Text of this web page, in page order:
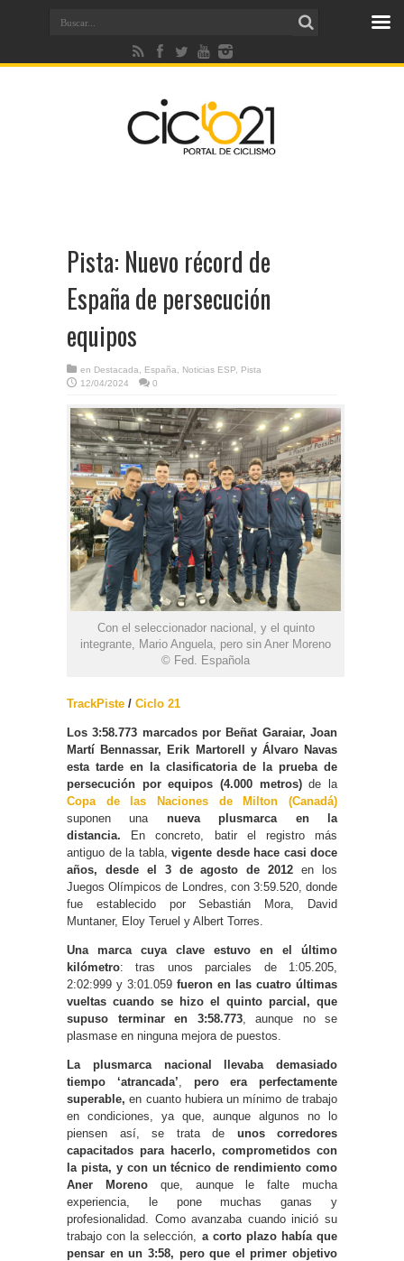
Pista: Nuevo récord de
España de persecución
equipos
en Destacada España Noticias ESP
Pista
12/04/2024
0
Con el seleccionador nacional, y el quinto
integrante, Mario Anguela, pero sin Aner Moreno
© Fed. Española
TrackPiste / Ciclo 21
Los3:58.773 marcados por Beñat Garaiar, Joan
Martí Bennassar, Erik Martorell y Álvaro Navas
esta tarde en la clasificatoria de la prueba de
persecución por equipos (4.000 metros)de la
Copa de las Naciones de Milton (Canadá)
suponen una nueva plusmarca en la
distancia.
En concreto, batir el registro más
antiguo de la tabla, vigente desde hace casi doce
años, desde el 3 de agosto de 2012 en los
Juegos Olímpicos de Londres, con 3:59.520, donde
fue establecido por Sebastián Mora, David
Muntaner, Eloy Teruel y Albert Torres.
Una marca cuya clave estuvo en el último
kilómetro: tras unos parciales de 1:05.205,
2:02:999 y 3:01.059 fueron en las cuatro últimas
vueltas cuando se hizo el quinto parcial, que
supuso terminar en 3:58.773, aunque no se
plasmase en ninguna mejora de puestos.
La plusmarca nacional llevaba demasiado
tiempo ‘atrancada’, pero era perfectamente
superable, en cuanto hubiera un mínimo de trabajo
en condiciones, ya que, aunque algunos no lo
piensen así, se trata de unos corredores
capacitados para hacerlo, comprometidos con
la pista, y con untécnico de rendimiento como
Aner Morenoque, aunque le falte mucha
experiencia, le pone muchas ganas y
profesionalidad. Como avanzaba cuando inició su
trabajo con la selección, a corto plazo había que
pensar en un 3:58, pero que el primer objetivo